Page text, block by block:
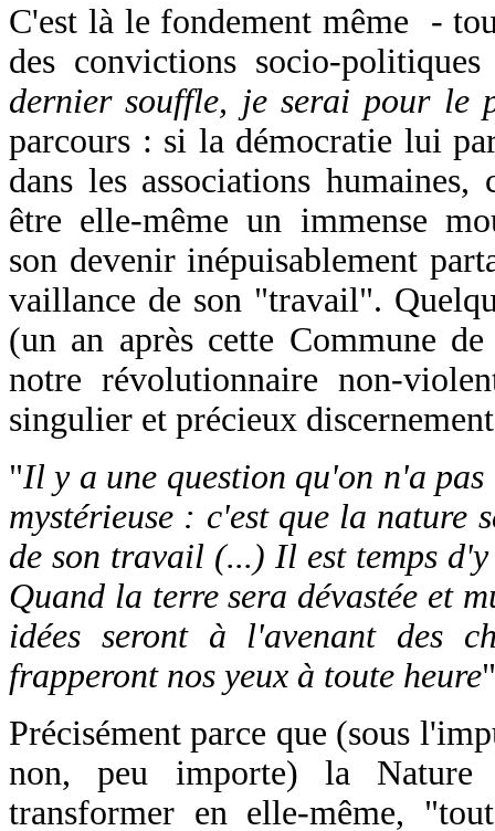
C'est là le fondement même -
des convictions socio-
dernier souffle, je serai pour le
parcours : si la démocratie lui
dans les associations
être elle-même un immense
son devenir inépuisablement
vaillance de son "travail".
(un an après cette Commune
notre révolutionnaire non-
singulier et précieux
"Il y a une question qu'on n'a pas
mystérieuse : c'est que la nature
de son travail (...) Il est temps
Quand la terre sera dévastée et
idées seront à l'avenant des
frapperont nos yeux à toute heure
Précisément parce que (sous
non, peu importe) la Nature
transformer en elle-même,